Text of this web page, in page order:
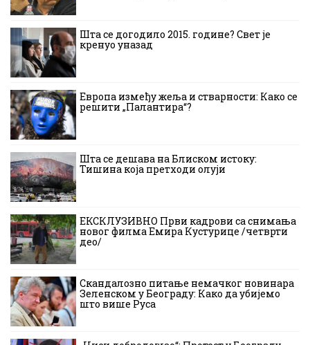
Шта се догодило 2015. године? Свет је
кренуо уназад
Европа између жеља и стварности: Како се
решити „Палантира“?
Шта се дешава на Блиском истоку:
Тишина која претходи олуји
ЕКСКЛУЗИВНО Први кадрови са снимања
новог филма Емира Кустурице /четврти
део/
Скандалозно питање немачког новинара
Зеленском у Београду: Како да убијемо
што више Руса